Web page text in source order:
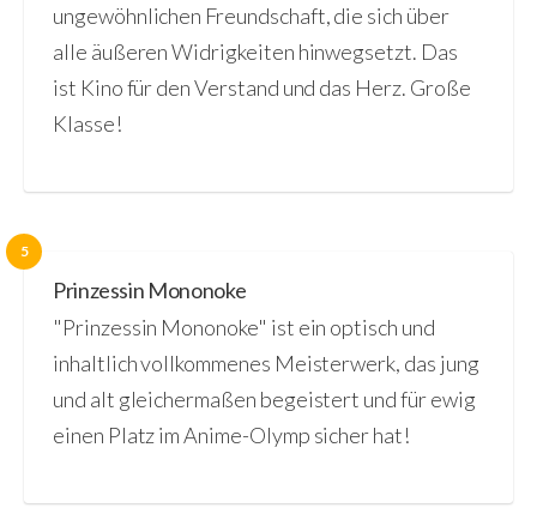
ungewöhnlichen Freundschaft, die sich über
alle äußeren Widrigkeiten hinwegsetzt. Das
ist Kino für den Verstand und das Herz. Große
Klasse!
5
Prinzessin Mononoke
"Prinzessin Mononoke" ist ein optisch und
inhaltlich vollkommenes Meisterwerk, das jung
und alt gleichermaßen begeistert und für ewig
einen Platz im Anime-Olymp sicher hat!